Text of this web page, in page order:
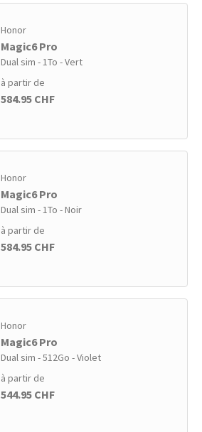
Honor
Magic6 Pro
Dual sim - 1To - Vert
à partir de
584.95 CHF
Honor
Magic6 Pro
Dual sim - 1To - Noir
à partir de
584.95 CHF
Honor
Magic6 Pro
Dual sim - 512Go - Violet
à partir de
544.95 CHF